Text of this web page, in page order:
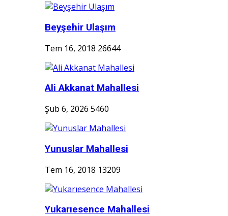
Beyşehir Ulaşım
Tem 16, 2018 26644
Ali Akkanat Mahallesi
Şub 6, 2026 5460
Yunuslar Mahallesi
Tem 16, 2018 13209
Yukarıesence Mahallesi